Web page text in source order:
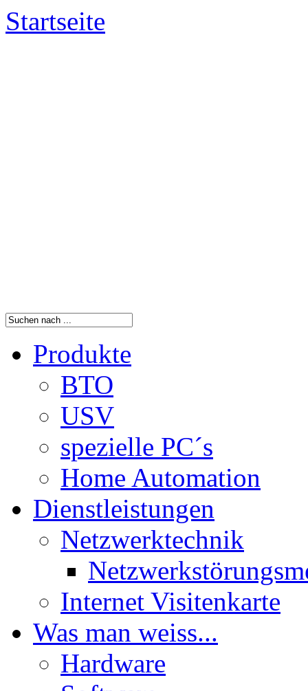
Startseite
Produkte
BTO
USV
spezielle PC´s
Home Automation
Dienstleistungen
Netzwerktechnik
Internet Visitenkarte
Was man weiss...
Hardware